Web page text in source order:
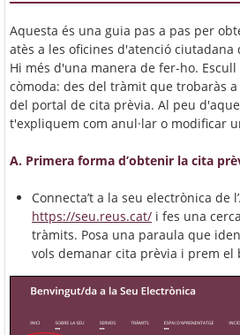
Aquesta és una guia pas a pas per
atès a les oficines d'atenció ciutadana
Hi més d'una manera de fer-ho.
còmoda: des del tràmit que trobaràs
del portal de cita prèvia. Al peu
t'expliquem com anul·lar o modificar
A. Primera forma d’obtenir la cita
Connecta’t a la seu electrònica de
https://seu.reus.cat/ i fes una
tràmits. Posa una paraula que
vols demanar cita prèvia i prem el